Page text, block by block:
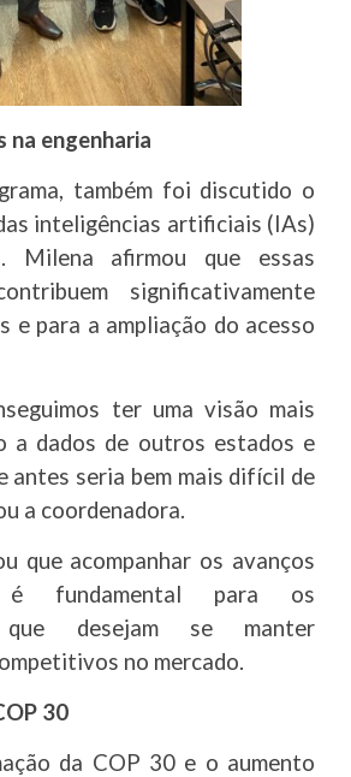
na engenharia
também foi discutido o
inteligências artificiais (IAs)
Milena afirmou que essas
significativamente
e para a ampliação do acesso
ter uma visão mais
a dados de outros estados e
antes seria bem mais difícil de
a coordenadora.
que acompanhar os avanços
é fundamental para os
que desejam se manter
no mercado.
30
da COP 30 e o aumento